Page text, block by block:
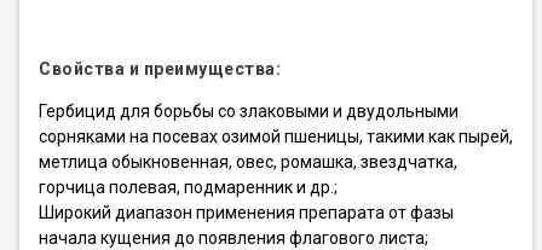
Свойства и преимущества:
Гербицид для борьбы со злаковыми и двудольными
сорняками на посевах озимой пшеницы, такими как пырей,
метлица обыкновенная, овес, ромашка, звездчатка,
горчица полевая, подмаренник и др.;
Широкий диапазон применения препарата от фазы
начала кущения до появления флагового листа;